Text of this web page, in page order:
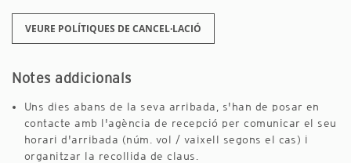
VEURE POLÍTIQUES DE CANCEL·LACIÓ
Notes addicionals
Uns dies abans de la seva arribada, s'han de posar en
contacte amb l'agència de recepció per comunicar el seu
horari d'arribada (núm. vol / vaixell segons el cas) i
organitzar la recollida de claus.